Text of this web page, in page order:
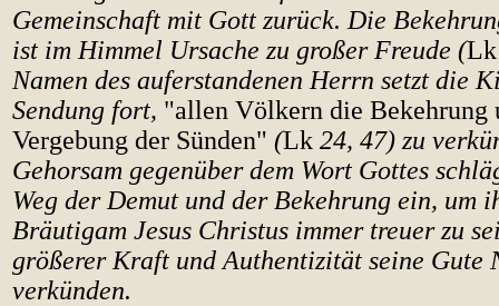
Gemeinschaft mit Gott zurück. Die
ist im Himmel Ursache zu großer Freude (Lk
Namen des auferstandenen Herrn setzt die
Sendung fort, "allen Völkern die Bekehrung
Vergebung der Sünden" (Lk 24, 47) zu
Gehorsam gegenüber dem Wort Gottes
Weg der Demut und der Bekehrung ein, um
Bräutigam Jesus Christus immer treuer zu
größerer Kraft und Authentizität seine Gute
verkünden.